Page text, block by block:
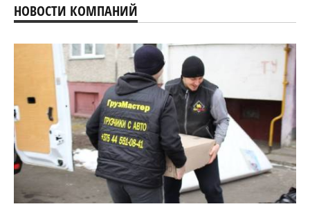
НОВОСТИ КОМПАНИЙ